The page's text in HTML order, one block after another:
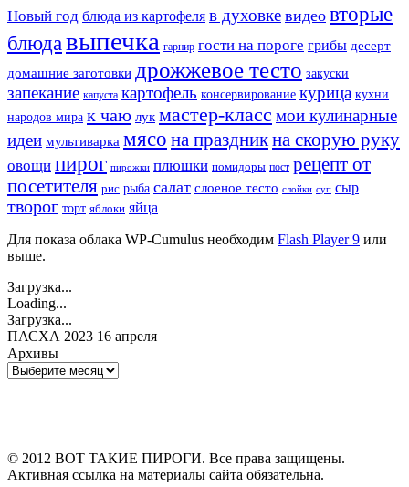
Новый год блюда из картофеля в духовке видео вторые
блюдавыпечка гарнир гости на пороге грибы десерт
домашние заготовки дрожжевое тесто закуски
запекание капуста картофель консервирование курица кухни
народов мира к чаю лук мастер-класс мои кулинарные
идеи мультиварка мясо на праздникна скорую руку
овощи пирог пирожки плюшки помидоры пост рецепт от
посетителя рис рыба салат слоеное тесто слойки суп сыр
творог торт яблоки яйца
Для показа облака WP-Cumulus необходим Flash Player 9 или
выше.
Загрузка...
Loading...
Загрузка...
ПАСХА 2023 16 апреля
Архивы
Архивы
© 2012 ВОТ ТАКИЕ ПИРОГИ. Все права защищены.
Активная ссылка на материалы сайта обязательна.